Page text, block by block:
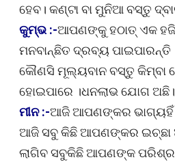
ହେବ। କଣ୍ଟା ବା ମୁନିଆ ବସ୍ତୁ
କୁମ୍ଭ :-ଆପଣଙ୍କୁ ହଠାତ୍ ଏକ
ମନବାନ୍ଛିତ ଦ୍ରବ୍ୟ ପାଇପାରନ୍ତି
କୌଣସି ମୂଲ୍ୟବାନ ବସ୍ତୁ କିମ୍ବା
ହୋଇପାରେ ।ଧନଲାଭ ଯୋଗ
ମୀନ :-ଆଜି ଆପଣଙ୍କର ଭାଗ୍ୟହିଁ
ଆଜି ସବୁ କିଛି ଆପଣଙ୍କର ଇଚ୍ଛା
ଲାଗିବ ସବୁକିଛି ଆପଣଙ୍କ